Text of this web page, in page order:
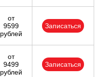
от
9599
рублей
Записаться
от
9499
рублей
Записаться